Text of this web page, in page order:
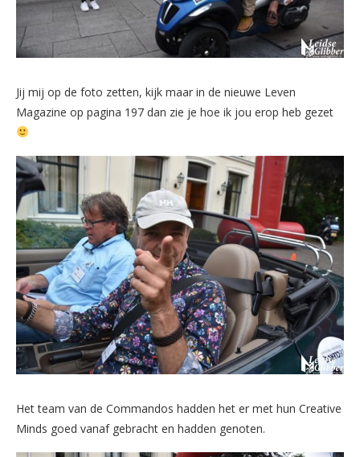
Jij mij op de foto zetten, kijk maar in de nieuwe Leven
Magazine op pagina 197 dan zie je hoe ik jou erop heb gezet
Het team van de Commandos hadden het er met hun Creative
Minds goed vanaf gebracht en hadden genoten.